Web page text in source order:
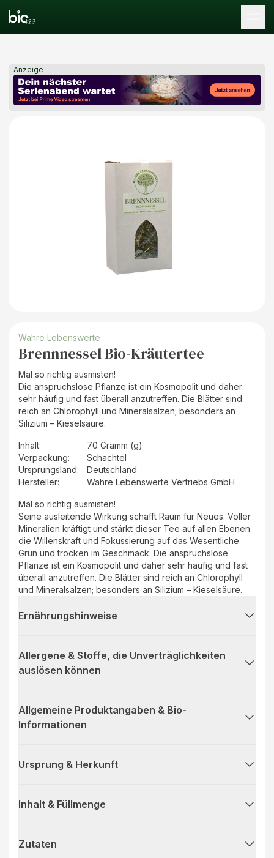
Anzeige
Wahre Lebenswerte
Brennnessel Bio-Kräutertee
Mal so richtig ausmisten!
Die anspruchslose Pflanze ist ein Kosmopolit und daher
sehr häufig und fast überall anzutreffen. Die Blätter sind
reich an Chlorophyll und Mineralsalzen; besonders an
Silizium – Kieselsäure.
Inhalt:
70 Gramm (g)
Verpackung:
Schachtel
Ursprungsland:
Deutschland
Hersteller: Wahre Lebenswerte Vertriebs GmbH
Mal so richtig ausmisten!
Seine ausleitende Wirkung schafft Raum für Neues. Voller
Mineralien kräftigt und stärkt dieser Tee auf allen Ebenen
die Willenskraft und Fokussierung auf das Wesentliche.
Grün und trocken im Geschmack. Die anspruchslose
Pflanze ist ein Kosmopolit und daher sehr häufig und fast
überall anzutreffen. Die Blätter sind reich an Chlorophyll
und Mineralsalzen; besonders an Silizium – Kieselsäure.
Ernährungshinweise
Allergene & Stoffe, die Unverträglichkeiten
auslösen können
Allgemeine Produktangaben & Bio-
Informationen
Ursprung & Herkunft
Inhalt & Füllmenge
Zutaten